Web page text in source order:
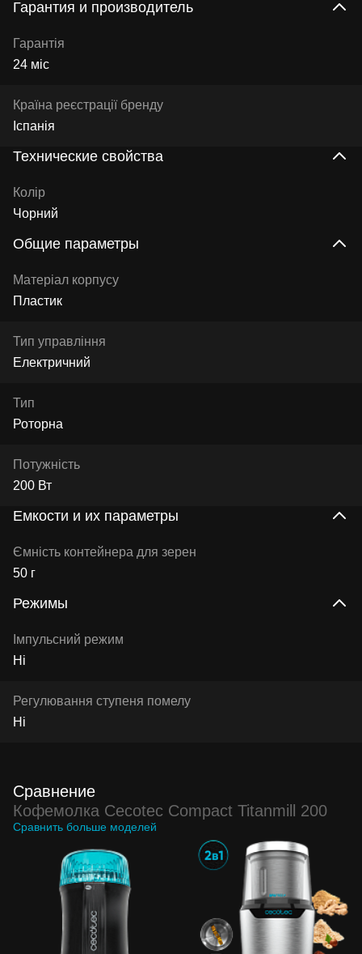
Гарантия и производитель
Гарантія
24 міс
Країна реєстрації бренду
Іспанія
Технические свойства
Колір
Чорний
Общие параметры
Матеріал корпусу
Пластик
Тип управління
Електричний
Тип
Роторна
Потужність
200 Вт
Емкости и их параметры
Ємність контейнера для зерен
50 г
Режимы
Імпульсний режим
Ні
Регулювання ступеня помелу
Ні
Сравнение
Кофемолка Cecotec Compact Titanmill 200
Сравнить больше моделей